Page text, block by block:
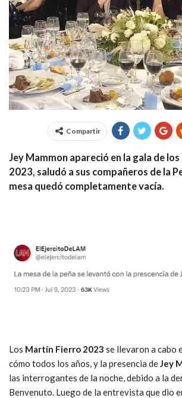
Compartir
Jey Mammon apareció en la gala de
2023, saludó a sus compañeros de la
mesa quedó completamente vacía.
Los Martín Fierro 2023 se llevaron a cabo
cómo todos los años, y la presencia deJey
las interrogantes de la noche, debido a la
Benvenuto. Luego de la entrevista que dio